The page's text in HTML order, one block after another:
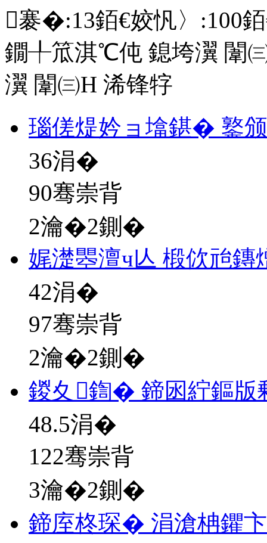
褰�:13銆€姣忛〉:100
鐗╀笟淇℃伅 鎴垮瀷 闈
瀷 闈㈢Н 浠锋牸
瑙傞煶妗ョ墖鍖� 鐜
36涓�
90骞崇背
2瀹�2鍘�
娓濋瞾澶ч亾 椴佽兘鏄
42涓�
97骞崇背
2瀹�2鍘�
鍐夊鍧� 鍗囦紵鏂
48.5涓�
122骞崇背
3瀹�2鍘�
鍗庢柊琛� 涓滄柟鑺